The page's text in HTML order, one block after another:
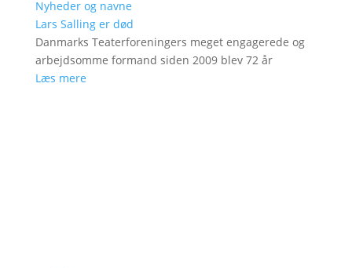
Nyheder og navne
Lars Salling er død
Danmarks Teaterforeningers meget engagerede og
arbejdsomme formand siden 2009 blev 72 år
Læs mere